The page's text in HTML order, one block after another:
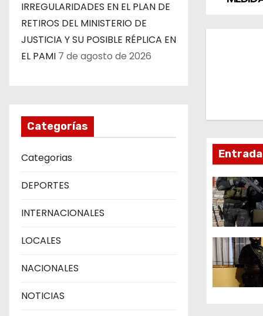
IRREGULARIDADES EN EL PLAN DE
RETIROS DEL MINISTERIO DE
JUSTICIA Y SU POSIBLE RÉPLICA EN
EL PAMI 7 de agosto de 2026
Categorías
Categorias
DEPORTES
INTERNACIONALES
LOCALES
NACIONALES
NOTICIAS
c
i
ó
n
d
e
e